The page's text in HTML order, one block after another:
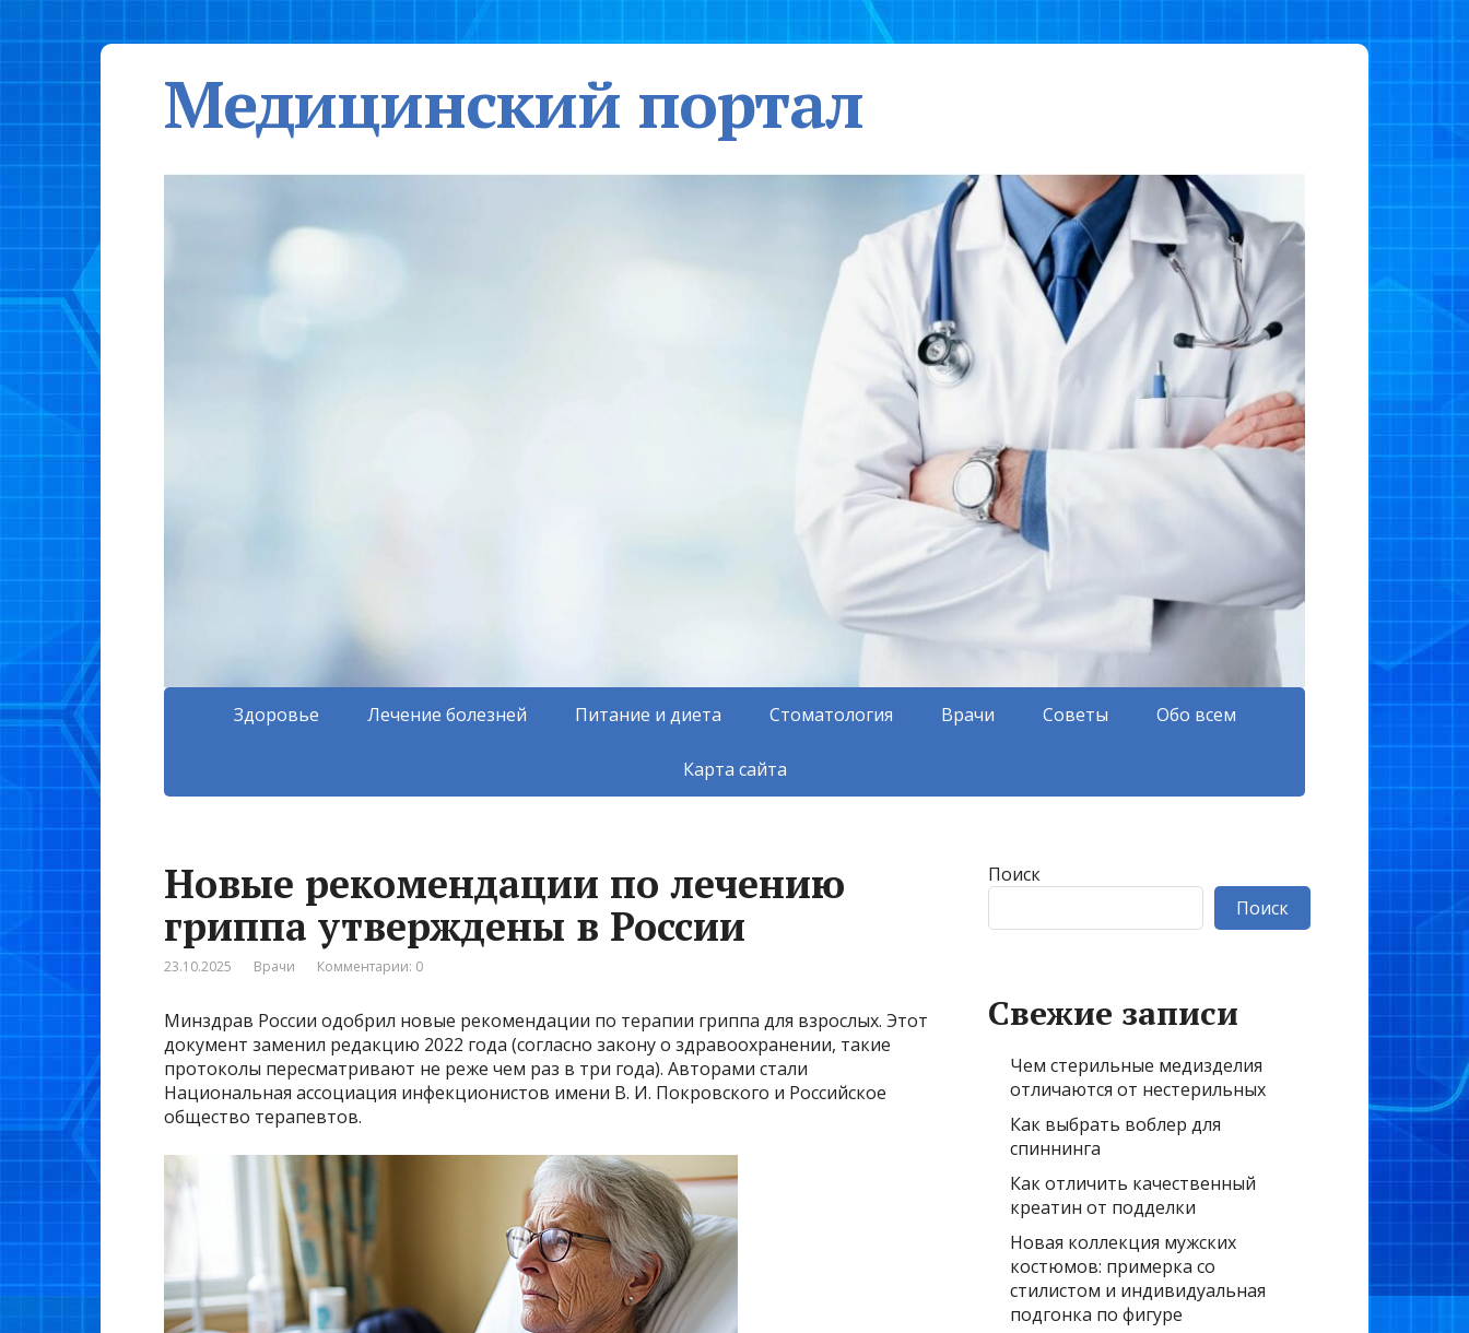
Медицинский портал
Здоровье Лечение болезней Питание и диета Стоматология Врачи Советы Обо всем
Карта сайта
Новые рекомендации по лечению
гриппа утверждены в России
23.10.2025 Врачи Комментарии: 0
Минздрав России одобрил новые рекомендации по терапии гриппа для взрослых. Этот
документ заменил редакцию 2022 года (согласно закону о здравоохранении, такие
протоколы пересматривают не реже чем раз в три года). Авторами стали
Национальная ассоциация инфекционистов имени В. И. Покровского и Российское
общество терапевтов.
Поиск
Поиск
Свежие записи
Чем стерильные медизделия
отличаются от нестерильных
Как выбрать воблер для
спиннинга
Как отличить качественный
креатин от подделки
Новая коллекция мужских
костюмов: примерка со
стилистом и индивидуальная
подгонка по фигуре